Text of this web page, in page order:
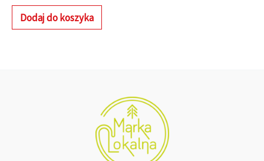
Dodaj do koszyka